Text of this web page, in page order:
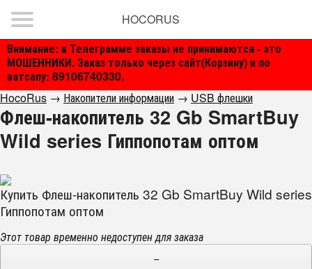
Внимание: в Телеграмме заказы не принимаются - это
МОШЕННИКИ. Заказ только через сайт(Корзину) и по
ватсапу: 89106740330.
HOCORUS
HocoRus → Накопители информации → USB флешки
Флеш-накопитель 32 Gb SmartBuy
Wild series Гиппопотам оптом
Купить Флеш-накопитель 32 Gb SmartBuy Wild series
Гиппопотам оптом
Этот товар временно недоступен для заказа
−